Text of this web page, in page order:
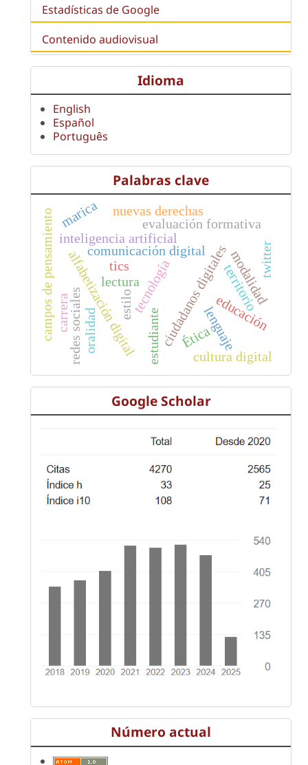
Estadísticas de Google
Contenido audiovisual
Idioma
English
Español
Português
Palabras clave
lenguaje
tecnología
comunicación digital
educación
inteligencia artificial
alfabetización digital
tics ciudadanos digitales
campos de pensamiento evaluación formativa
modalidad
redes sociales estilo
nuevas derechas
lectura
oralidad
marica
twitter
estudiante cultura digital
territorio
carrera
Ética
Google Scholar
Número actual